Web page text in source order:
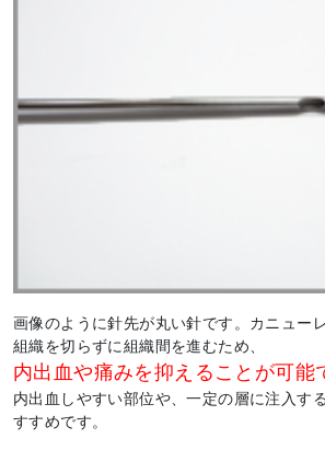
画像のように針先が丸い針です。カニュー
組織を切らずに組織間を進むため、
内出血や痛みを抑えることが可能
内出血しやすい部位や、一定の層に注入す
すすめです。